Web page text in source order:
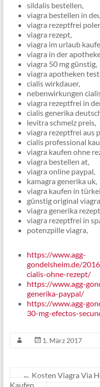
sildalis bestellen,
viagra bestellen in
viagra rezeptfrei
viagra rezept,
viagra im urlaub
viagra in der
viagra 50 mg günstig,
viagra apotheken
cialis wirkdauer,
nebenwirkungen
viagra rezeptfrei in
cialis generika
levitra schmelz preis,
viagra rezeptfrei aus
cialis professional
viagra kaufen ohne
viagra bestellen at,
viagra online paypal,
kamagra generika uk,
viagra kaufen in
günstig original
viagra generika
viagra rezeptfrei in
potenzpille viagra,
https://www.agg-
gondelsheim.de/
cialis-ohne-rezept/
https://www.agg-
generika-paypal/
https://www.agg-
30-mg-efectos-
1. März 2017
← Kosten Viagra Via
Kaufen